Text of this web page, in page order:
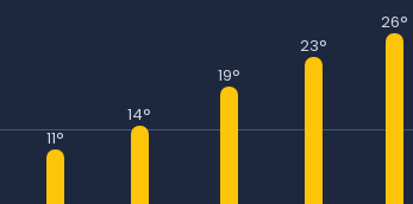
11°
14°
19°
23°
26°